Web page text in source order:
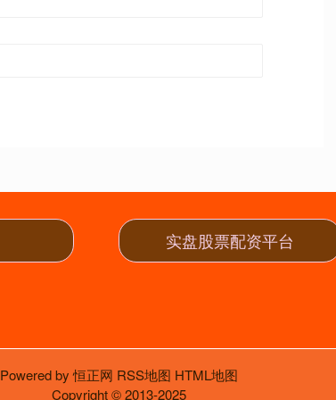
实盘股票配资平台
Powered by恒正网 RSS地图 HTML地图
Copyright© 2013-2025